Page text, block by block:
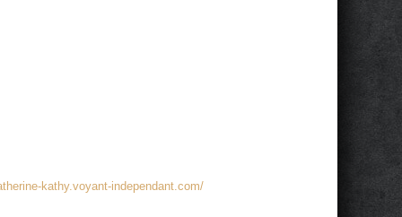
kathy.voyant-independant.com/